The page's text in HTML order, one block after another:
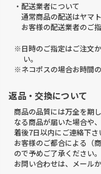
・配送業者について
通常商品の配送はヤマ
お客様の配送業者のご
※日時のご指定はご注文
い。
※ネコポスの場合お時間
返品・交換について
商品の品質には万全を期
なる商品が届いた場合や
着後7日以内にご連絡下さ
お客様のご都合による（
ので予めご了承ください。
お問い合わせは、メール